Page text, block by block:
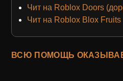
Чит на Roblox Doors
Чит на Roblox Blox Fruits
ВСЮ ПОМОЩЬ